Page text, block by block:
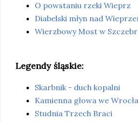
O powstaniu rzeki Wieprz
Diabelski młyn nad
Wierzbowy Most w
Legendy śląskie:
Skarbnik - duch kopalni
Kamienna głowa we
Studnia Trzech Braci